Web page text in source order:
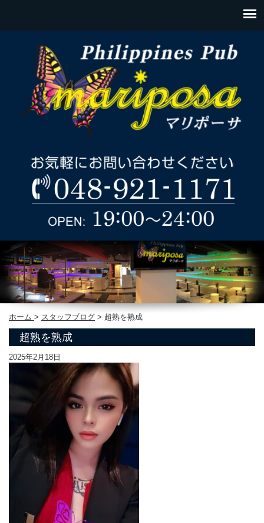
ホーム > スタッフブログ > 超熟を熟成
超熟を熟成
2025年2月18日